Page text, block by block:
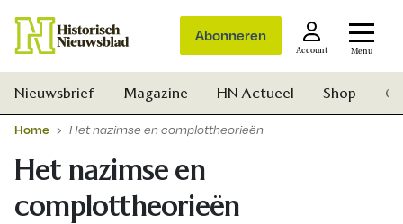
Abonneren
Account Menu
Nieuwsbrief Magazine HN Actueel Shop
Home Het nazimse en complottheorieën
Het nazimse en
complottheorieën